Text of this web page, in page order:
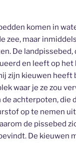
komen in
zee, maar
De landpissebed,
en leeft op het
zijn kieuwen heeft
waar je ze zou
de achterpoten, die
op te nemen
de pissebed
De kieuwen